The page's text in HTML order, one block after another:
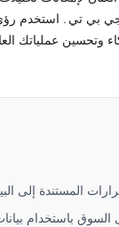
بي تي . استخدم
المستندة إلى
السوق باستخدام